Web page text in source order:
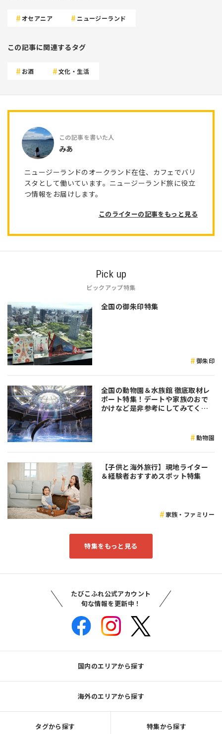
オセアニア ニュージーランド
この記事に関連するタグ
お酒 文化・生活
みあ
ニュージーランドのオークランド在住、カフェでバリ
スタとして働いています。ニュージーランド旅に役立
つ情報をお届けします。
このライターの記事をもっと見る
Pick up
ピックアップ特集
全国の御朱印特集
御朱印
全国の動物園＆水族館 徹底取材レ
ポート特集！デートや家族のおで
かけなど是非参考にしてみてくだ
動物園
【子供と海外旅行】現地ライター
＆経験者おすすめスポット特集
家族・ファミリー
特集をもっと見る
たびこふれ公式アカウント
旬な情報を更新中！
国内のエリアから探す
海外のエリアから探す
タグから探す 特集から探す